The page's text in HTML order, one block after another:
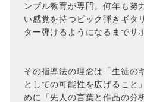
ンブル教育が専門。何年も努
い感覚を持つピック弾きギタ
ター弾けるようになるまでサ
その指導法の理念は「生徒の
としての可能性を広げること
めに「先人の言葉と作品の分